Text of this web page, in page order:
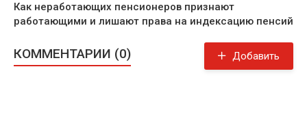
Как неработающих пенсионеров признают
работающими и лишают права на индексацию пенсий
КОММЕНТАРИИ (0) Добавить